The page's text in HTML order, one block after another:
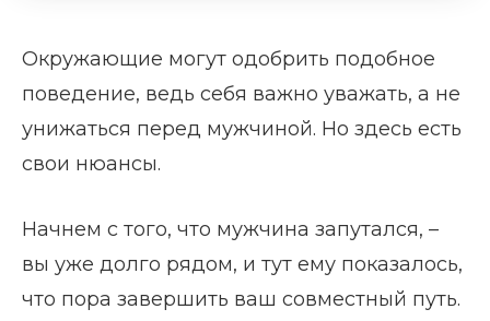
Окружающие могут одобрить подобное
поведение, ведь себя важно уважать, а не
унижаться перед мужчиной. Но здесь есть
свои нюансы.
Начнем с того, что мужчина запутался, –
вы уже долго рядом, и тут ему показалось,
что пора завершить ваш совместный путь.